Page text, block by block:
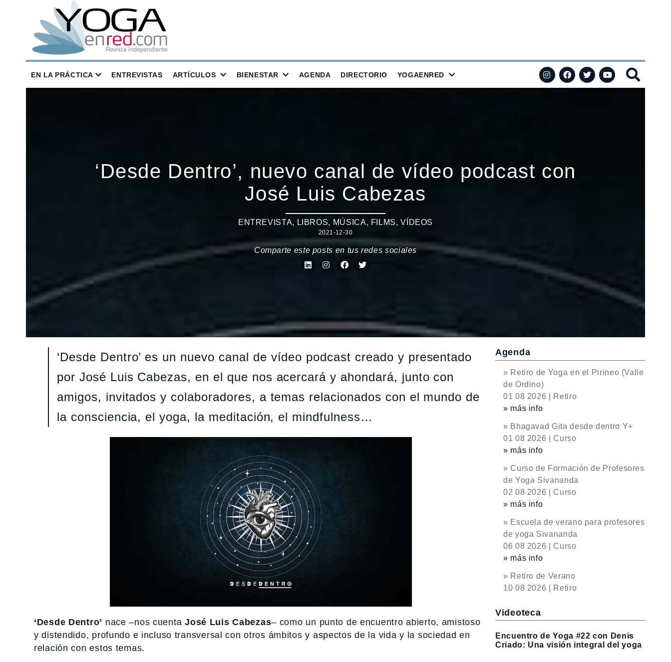
EN LA PRÁCTICA ENTREVISTAS ARTÍCULOS BIENESTAR AGENDA DIRECTORIO YOGAENRED
‘Desde Dentro’, nuevo canal de vídeo podcast con
José Luis Cabezas
ENTREVISTA, LIBROS, MÚSICA, FILMS, VÍDEOS
2021-12-30
Comparte este posts en tus redes sociales
‘Desde Dentro’ es un nuevo canal de vídeo podcast creado y presentado
por José Luis Cabezas, en el que nos acercará y ahondará, junto con
amigos, invitados y colaboradores, a temas relacionados con el mundo de
la consciencia, el yoga, la meditación, el mindfulness…
‘Desde Dentro’ nace –nos cuentaJosé Luis Cabezas– como un punto de encuentro abierto, amistoso
y distendido, profundo e incluso transversal con otros ámbitos y aspectos de la vida y la sociedad en
relación con estos temas.
Agenda
» Retiro de Yoga en el Pirineo (Valle
de Ordino)
01 08 2026 | Retiro
» más info
» Bhagavad Gita desde dentro Y+
01 08 2026 | Curso
» más info
» Curso de Formación de Profesores
de Yoga Sivananda
02 08 2026 | Curso
» más info
» Escuela de verano para profesores
de yoga Sivananda
06 08 2026 | Curso
» más info
» Retiro de Verano
10 08 2026 | Retiro
Videoteca
Encuentro de Yoga #22 con Denis
Criado: Una visión integral del yoga